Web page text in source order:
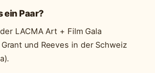
ein Paar?
LACMA Art + Film Gala
und Reeves in der Schweiz